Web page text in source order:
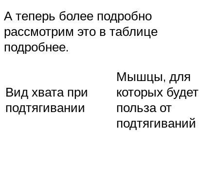
А теперь более подробно
рассмотрим это в таблице
подробнее.
Вид хвата при
подтягивании
Мышцы, для
которых будет
польза от
подтягиваний